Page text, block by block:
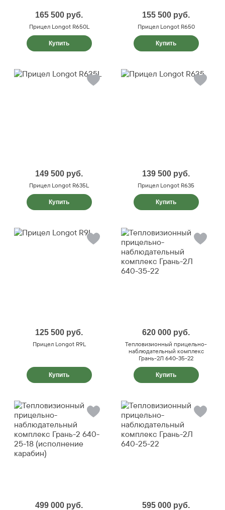
165 500 руб.
Прицел Longot R650L
Купить
155 500 руб.
Прицел Longot R650
Купить
149 500 руб.
Прицел Longot R635L
Купить
139 500 руб.
Прицел Longot R635
Купить
125 500 руб.
Прицел Longot R9L
Купить
620 000 руб.
Тепловизионный прицельно-
наблюдательный комплекс
Грань-2Л 640-35-22
Купить
499 000 руб. 595 000 руб.